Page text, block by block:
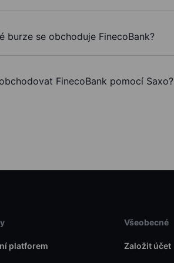
burze se obchoduje FinecoBank?
FinecoBank pomocí Saxo?
platforem
Všeobecné
Založit účet